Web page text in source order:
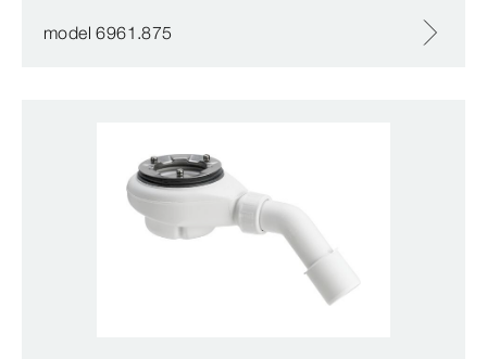
model 6961.875